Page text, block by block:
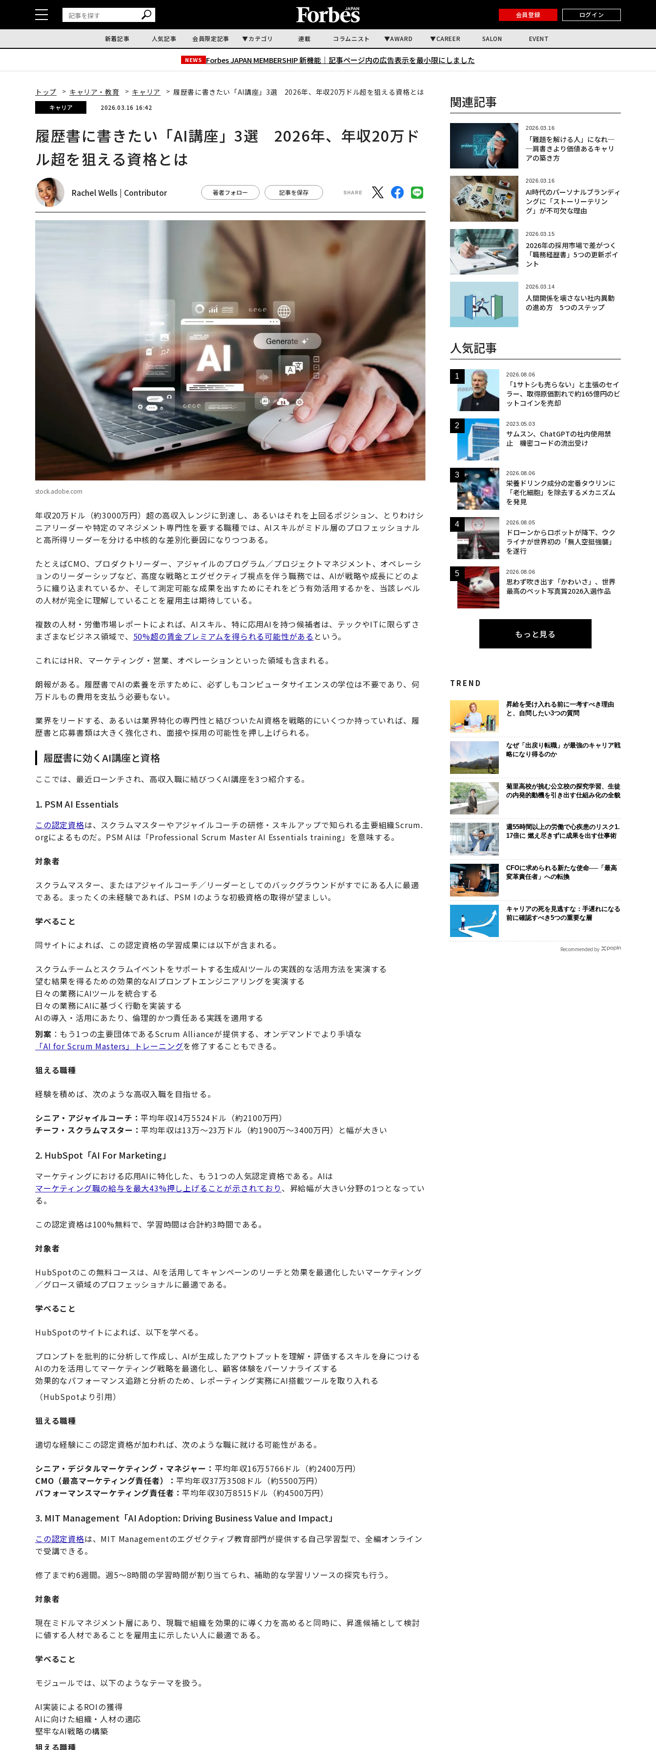
会員登録 ログイン
新着記事 人気記事 会員限定記事 カテゴリ 連載 コラムニスト AWARD CAREER SALON EVENT
NEWS Forbes JAPAN MEMBERSHIP 新機能｜ 記事ページ内の広告表示を最小限にしました
トップ キャリア・教育 キャリア 履歴書に書きたい「AI講座」3選 2026年、年収20万ドル超を狙える資格とは
キャリア 2026.03.16 16:42
履歴書に書きたい「AI講座」3選 2026年、年収20万ド
ル超を狙える資格とは
Rachel Wells | Contributor 著者フォロー 記事を保存
stock.adobe.com
年収20万ドル（約3000万円）超の高収入レンジに到達し、あるいはそれを上回るポジション、とりわけシ
ニアリーダーや特定のマネジメント専門性を要する職種では、AIスキルがミドル層のプロフェッショナル
と高所得リーダーを分ける中核的な差別化要因になりつつある。
たとえばCMO、プロダクトリーダー、アジャイルのプログラム／プロジェクトマネジメント、オペレーシ
ョンのリーダーシップなど、高度な戦略とエグゼクティブ視点を伴う職務では、AIが戦略や成長にどのよ
うに織り込まれているか、そして測定可能な成果を出すためにそれをどう有効活用するかを、当該レベル
の人材が完全に理解していることを雇用主は期待している。
複数の人材・労働市場レポートによれば、AIスキル、特に応用AIを持つ候補者は、テックやITに限らずさ
まざまなビジネス領域で、 50%超の賃金プレミアムを得られる可能性がある という。
これにはHR、マーケティング・営業、オペレーションといった領域も含まれる。
朗報がある。履歴書でAIの素養を示すために、必ずしもコンピュータサイエンスの学位は不要であり、何
万ドルもの費用を支払う必要もない。
業界をリードする、あるいは業界特化の専門性と結びついたAI資格を戦略的にいくつか持っていれば、履
歴書と応募書類は大きく強化され、面接や採用の可能性を押し上げられる。
履歴書に効くAI講座と資格
ここでは、最近ローンチされ、高収入職に結びつくAI講座を3つ紹介する。
1. PSM AI Essentials
この認定資格は、スクラムマスターやアジャイルコーチの研修・スキルアップで知られる主要組織Scrum.
orgによるものだ。PSM AIは「Professional Scrum Master AI Essentials training」を意味する。
対象者
スクラムマスター、またはアジャイルコーチ／リーダーとしてのバックグラウンドがすでにある人に最適
である。まったくの未経験であれば、PSM Iのような初級資格の取得が望ましい。
学べること
同サイトによれば、この認定資格の学習成果には以下が含まれる。
スクラムチームとスクラムイベントをサポートする生成AIツールの実践的な活用方法を実演する
望む結果を得るための効果的なAIプロンプトエンジニアリングを実演する
日々の業務にAIツールを統合する
日々の業務にAIに基づく行動を実装する
AIの導入・活用にあたり、倫理的かつ責任ある実践を適用する
別案 ：もう1つの主要団体であるScrum Allianceが提供する、オンデマンドでより手頃な
「AI for Scrum Masters」トレーニングを修了することもできる。
狙える職種
経験を積めば、次のような高収入職を目指せる。
シニア・アジャイルコーチ：平均年収14万5524ドル（約2100万円）
チーフ・スクラムマスター：平均年収は13万〜23万ドル（約1900万〜3400万円）と幅が大きい
2. HubSpot「AI For Marketing」
マーケティングにおける応用AIに特化した、もう1つの人気認定資格である。AIは
マーケティング職の給与を最大43%押し上げることが示されており 、昇給幅が大きい分野の1つとなってい
る。
この認定資格は100%無料で、学習時間は合計約3時間である。
対象者
HubSpotのこの無料コースは、AIを活用してキャンペーンのリーチと効果を最適化したいマーケティング
／グロース領域のプロフェッショナルに最適である。
学べること
HubSpotのサイトによれば、以下を学べる。
プロンプトを批判的に分析して作成し、AIが生成したアウトプットを理解・評価するスキルを身につける
AIの力を活用してマーケティング戦略を最適化し、顧客体験をパーソナライズする
効果的なパフォーマンス追跡と分析のため、レポーティング実務にAI搭載ツールを取り入れる
（HubSpotより引用）
狙える職種
適切な経験にこの認定資格が加われば、次のような職に就ける可能性がある。
シニア・デジタルマーケティング・マネジャー： 平均年収16万5766ドル（約2400万円）
CMO（最高マーケティング責任者）：平均年収37万3508ドル（約5500万円）
パフォーマンスマーケティング責任者：平均年収30万8515ドル（約4500万円）
3. MIT Management「AI Adoption: Driving Business Value and Impact」
この認定資格は、MIT Managementのエグゼクティブ教育部門が提供する自己学習型で、全編オンライン
で受講できる。
修了まで約6週間。週5〜8時間の学習時間が割り当てられ、補助的な学習リソースの探究も行う。
対象者
現在ミドルマネジメント層にあり、現職で組織を効果的に導く力を高めると同時に、昇進候補として検討
に値する人材であることを雇用主に示したい人に最適である。
学べること
モジュールでは、以下のようなテーマを扱う。
AI実装によるROIの獲得
AIに向けた組織・人材の適応
堅牢なAI戦略の構築
狙える職種
関連記事
2026.03.16
「難題を解ける人」になれ─
─肩書きより価値あるキャリ
アの築き方
2026.03.16
AI時代のパーソナルブランディ
ングに「ストーリーテリン
グ」が不可欠な理由
2026.03.15
2026年の採用市場で差がつく
「職務経歴書」5つの更新ポイ
ント
2026.03.14
人間関係を壊さない社内異動
の進め方 5つのステップ
人気記事
2026.08.06
「1サトシも売らない」と主張のセイ
ラー、取得原価割れで約165億円のビ
ットコインを売却
2023.05.03
サムスン、ChatGPTの社内使用禁
止 機密コードの流出受け
2026.08.06
栄養ドリンク成分の定番タウリンに
「老化細胞」を除去するメカニズム
を発見
2026.08.05
ドローンからロボットが降下、ウク
ライナが世界初の「無人空挺強襲」
を遂行
2026.08.06
思わず吹き出す「かわいさ」、世界
最高のペット写真賞2026入選作品
もっと見る
TREND
昇給を受け入れる前に一考すべき理由
と、自問したい3つの質問
なぜ「出戻り転職」が最強のキャリア戦
略になり得るのか
菊里高校が挑む公立校の探究学習、生徒
の内発的動機を引き出す仕組み化の全貌
週55時間以上の労働で心疾患のリスク1.
17倍に 燃え尽きずに成果を出す仕事術
CFOに求められる新たな使命──「最高
変革責任者」への転換
キャリアの死を見逃すな：手遅れになる
前に確認すべき5つの重要な層
Recommended by